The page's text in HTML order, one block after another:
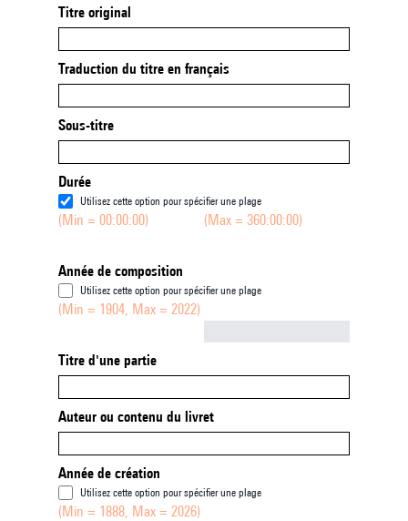
Titre original
Traduction du titre en français
Sous-titre
Durée
Utilisez cette option pour spécifier une plage
(Min = 00:00:00) (Max = 360:00:00)
Année de composition
Utilisez cette option pour spécifier une plage
(Min = 1904, Max = 2022)
Titre d'une partie
Auteur ou contenu du livret
Année de création
Utilisez cette option pour spécifier une plage
(Min = 1888, Max = 2026)